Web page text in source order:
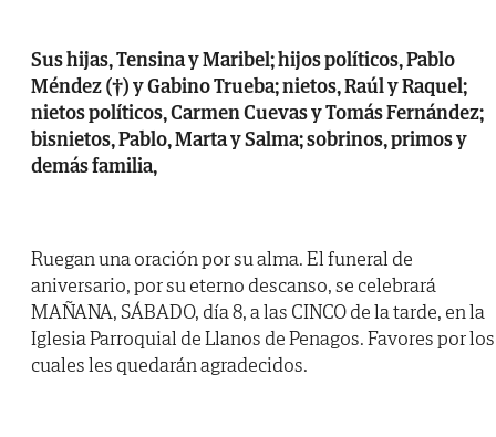
Sus hijas, Tensina y Maribel; hijos políticos, Pablo
Méndez (†) y Gabino Trueba; nietos, Raúl y Raquel;
nietos políticos, Carmen Cuevas y Tomás Fernández;
bisnietos, Pablo, Marta y Salma; sobrinos, primos y
demás familia,
Ruegan una oración por su alma. El funeral de
aniversario, por su eterno descanso, se celebrará
MAÑANA, SÁBADO, día 8, a las CINCO de la tarde, en la
Iglesia Parroquial de Llanos de Penagos. Favores por los
cuales les quedarán agradecidos.